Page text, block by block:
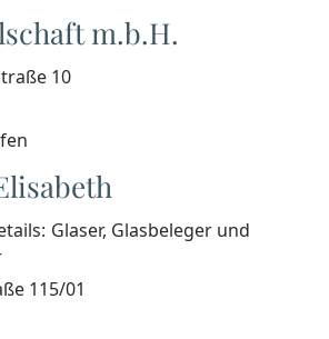
m.b.H.
10
Glaser, Glasbeleger und
115/01